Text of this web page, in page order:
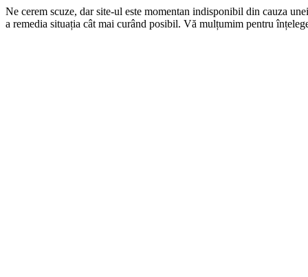
Ne cerem scuze, dar site-ul este momentan indisponibil din cauza
a remedia situația cât mai curând posibil. Vă mulțumim pentru